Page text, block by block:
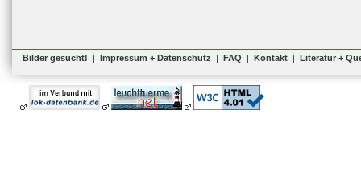
Bilder gesucht! | Impressum + Datenschutz | FAQ | Kontakt | Literatur +